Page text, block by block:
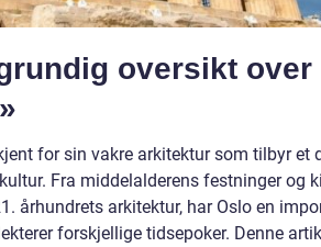
oversikt over
for sin vakre arkitektur som tilbyr et
Fra middelalderens festninger og
århundrets arkitektur, har Oslo en
forskjellige tidsepoker. Denne